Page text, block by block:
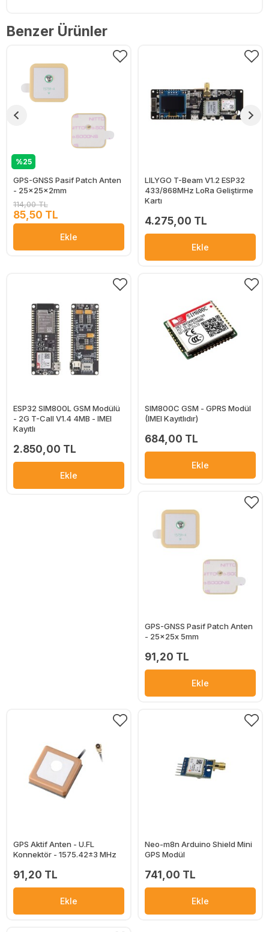
Benzer Ürünler
%25
GPS-GNSS Pasif Patch Anten
- 25x25x2mm
114,00 TL
85,50 TL
Ekle
LILYGO T-Beam V1.2 ESP32
433/868MHz LoRa Geliştirme
Kartı
4.275,00 TL
Ekle
ESP32 SIM800L GSM Modülü
- 2G T-Call V1.4 4MB - IMEI
Kayıtlı
2.850,00 TL
Ekle
SIM800C GSM - GPRS Modül
(IMEI Kayıtlıdır)
684,00 TL
Ekle
GPS-GNSS Pasif Patch Anten
- 25x25x 5mm
91,20 TL
Ekle
GPS Aktif Anten - U.FL
Konnektör - 1575.42±3 MHz
91,20 TL
Ekle
Neo-m8n Arduino Shield Mini
GPS Modül
741,00 TL
Ekle